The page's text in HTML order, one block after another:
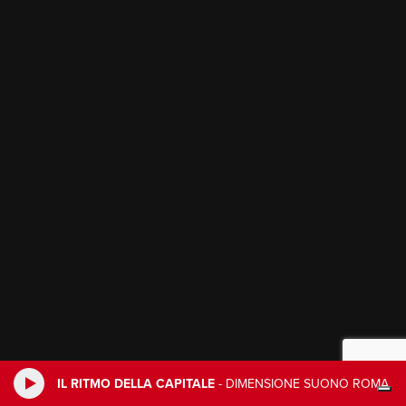
IL RITMO DELLA CAPITALE - DIMENSIONE SUONO ROMA